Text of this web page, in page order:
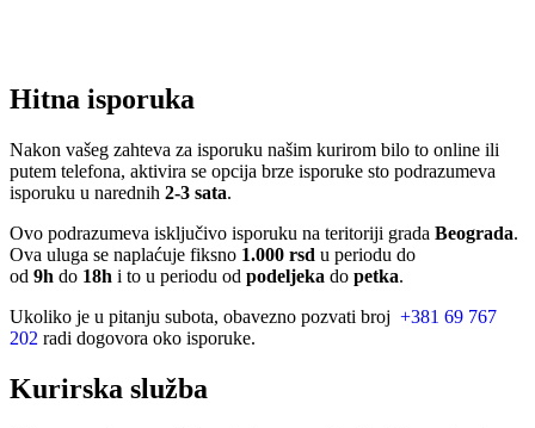
Hitna isporuka
Nakon vašeg zahteva za isporuku našim kurirom bilo to online ili
putem telefona, aktivira se opcija brze isporuke sto podrazumeva
isporuku u narednih 2-3 sata.
Ovo podrazumeva isključivo isporuku na teritoriji grada Beograda.
Ova uluga se naplaćuje fiksno 1.000 rsd u periodu do
od 9h do 18h i to u periodu od podeljeka do petka.
Ukoliko je u pitanju subota, obavezno pozvati broj +381 69 767
202 radi dogovora oko isporuke.
Kurirska služba